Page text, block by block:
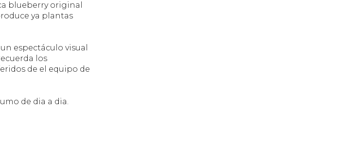
blueberry original
ya plantas
espectáculo visual
los
de el equipo de
de dia a dia.